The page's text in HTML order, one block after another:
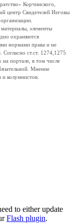
Корчинского,
центр Свидетелей Иеговы
элементы
охраняются
нормами права и не
Согласно ст.ст. 1274,1275
портале, в том числе
Мнение
колумнистов.
to either update
Flash plugin.